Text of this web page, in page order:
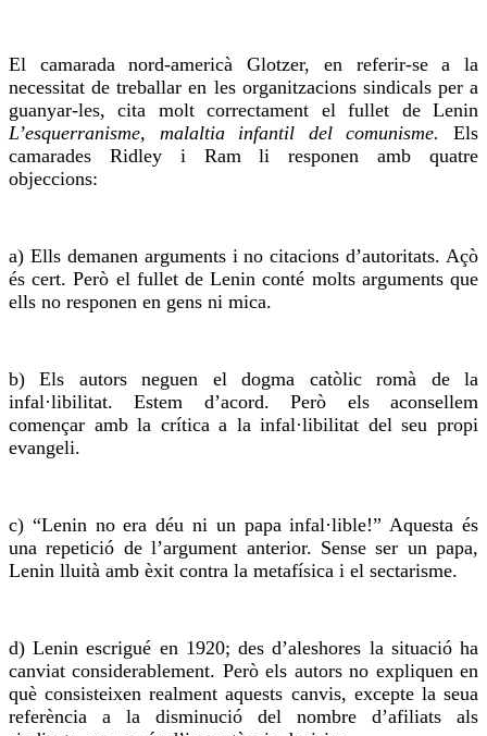
El camarada nord-americàGlotzer, en referir-se a la
necessitat de treballar en les organitzacions sindicals per a
guanyar-les,cita molt correctament el fullet de Lenin
L’esquerranisme, malaltia infantil del comunisme. Els
camarades Ridley i Ram li responen amb quatre
objeccions:
a) Ells demanen arguments i nocitacions d’autoritats. Açò
és cert. Però el fullet de Lenin conté molts arguments que
ells no responen en gens ni mica.
b) Els autors neguen el dogma catòlic romà de la
infal·libilitat. Estem d’acord. Però els aconsellem
començar amb la crítica a la infal·libilitat del seu propi
evangeli.
c) “Lenin no era déu ni un papa infal·lible!” Aquesta és
una repetició de l’argument anterior. Sense ser un papa,
Lenin lluità amb èxit contra la metafísica i el sectarisme.
d) Lenin escrigué en 1920; des d’aleshores la situació ha
canviat considerablement. Però els autors no expliquen en
què consisteixen realment aquests canvis, excepte la seua
referència a la disminució del nombre d’afiliats als